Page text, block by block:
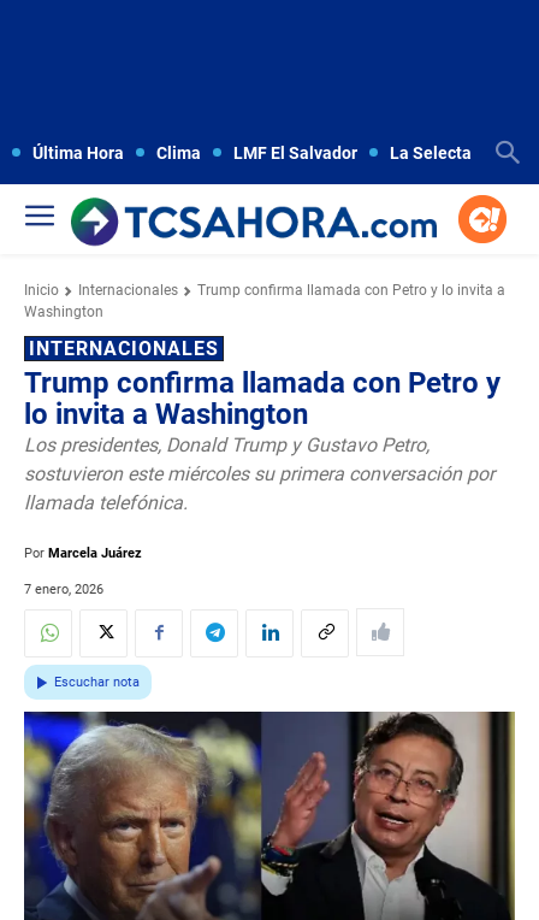
Última Hora Clima LMF El Salvador La Selecta
Inicio Internacionales
Trump confirma llamada con Petro y lo invita a
Washington
INTERNACIONALES
Trump confirma llamada con Petro y
lo invita a Washington
Los presidentes, Donald Trump y Gustavo Petro,
sostuvieron este miércoles su primera conversación por
llamada telefónica.
Por Marcela Juárez
7 enero, 2026
Escuchar nota